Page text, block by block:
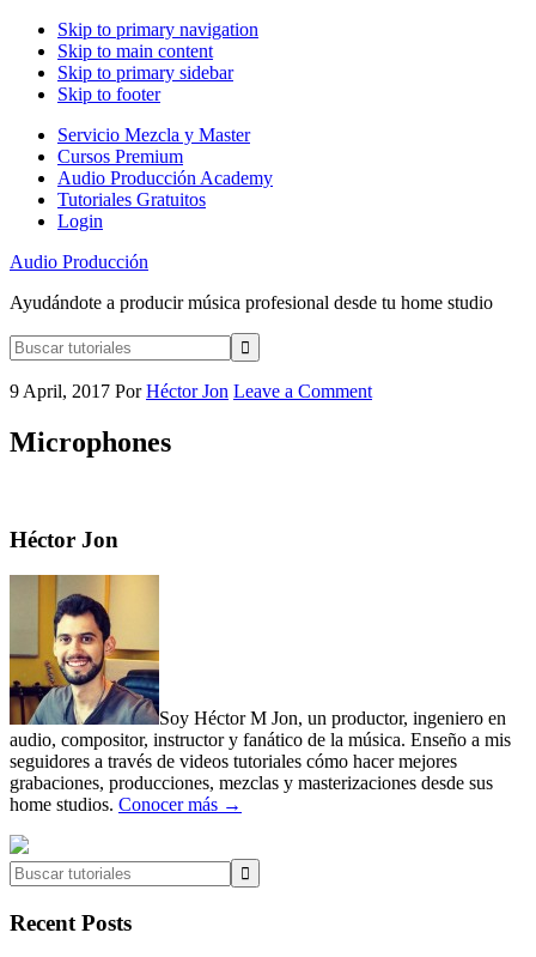
Skip to primary navigation
Skip to main content
Skip to primary sidebar
Skip to footer
Servicio Mezcla y Master
Cursos Premium
Audio Producción Academy
Tutoriales Gratuitos
Login
Audio Producción
Ayudándote a producir música profesional desde tu home studio
Buscar
tutoriales
9 April, 2017 PorHéctor Jon Leave a Comment
Microphones
Primary
Sidebar
Héctor Jon
Soy Héctor M Jon, un productor, ingeniero en
audio, compositor, instructor y fanático de la música. Enseño a mis
seguidores a través de videos tutoriales cómo hacer mejores
grabaciones, producciones, mezclas y masterizaciones desde sus
home studios. Conocer más →
Buscar
tutoriales
Recent Posts